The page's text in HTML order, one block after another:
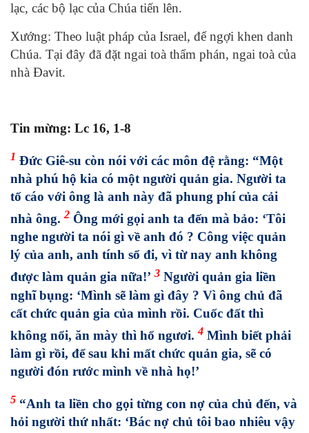
lạc, các bộ lạc của Chúa tiến lên.
Xướng: Theo luật pháp của Israel, để ngợi khen danh
Chúa. Tại đây đã đặt ngai toà thẩm phán, ngai toà của
nhà Ðavit.
Tin mừng: Lc 16, 1-8
1 Đức Giê-su còn nói với các môn đệ rằng: “Một
nhà phú hộ kia có một người quản gia. Người ta
tố cáo với ông là anh này đã phung phí của cải
nhà ông.2 Ông mới gọi anh ta đến mà bảo: ‘Tôi
nghe người ta nói gì về anh đó ? Công việc quản
lý của anh, anh tính sổ đi, vì từ nay anh không
được làm quản gia nữa!’ 3 Người quản gia liền
nghĩ bụng: ‘Mình sẽ làm gì đây ? Vì ông chủ đã
cất chức quản gia của mình rồi. Cuốc đất thì
không nổi, ăn mày thì hổ ngươi.4 Mình biết phải
làm gì rồi, để sau khi mất chức quản gia, sẽ có
người đón rước mình về nhà họ!’
5 “Anh ta liền cho gọi từng con nợ của chủ đến, và
hỏi người thứ nhất: ‘Bác nợ chủ tôi bao nhiêu vậy